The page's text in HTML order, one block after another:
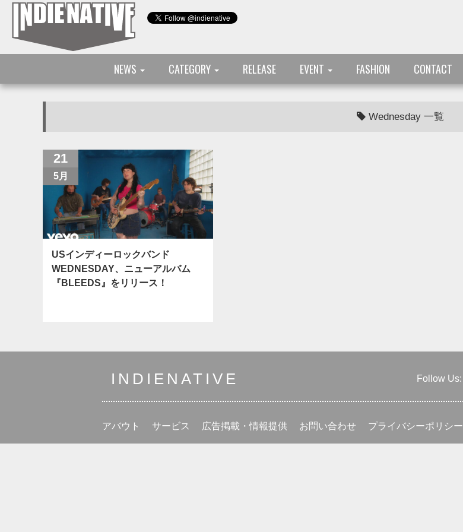
NEWS CATEGORY RELEASE EVENT FASHION CONTACT
Wednesday 一覧
21
5月
USインディーロックバンド
WEDNESDAY、ニューアルバム
『BLEEDS』をリリース！
INDIENATIVE Follow Us:
アバウト サービス 広告掲載・情報提供 お問い合わせ プライバシーポリシー